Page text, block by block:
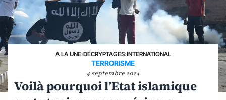
A LA UNE›DÉCRYPTAGES›INTERNATIONAL
TERRORISME
4 septembre 2024
Voilà pourquoi l’Etat islamique